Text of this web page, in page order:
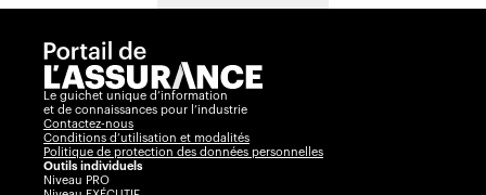
Le guichet unique d’information
et de connaissances pour l’industrie
Contactez-nous
Conditions d’utilisation et modalités
Politique de protection des données personnelles
Outils individuels
Niveau PRO